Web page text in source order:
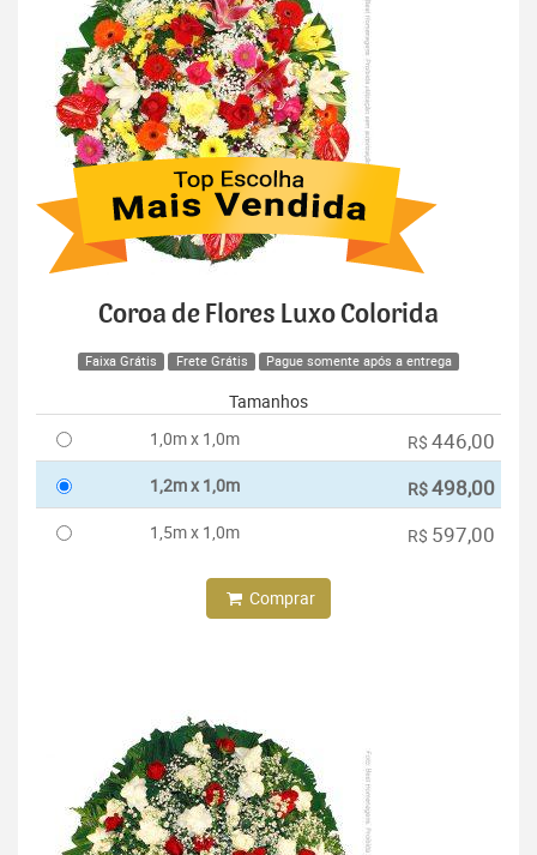
Coroa de Flores Luxo Colorida
Faixa Grátis Frete Grátis Pague somente após a entrega
Tamanhos
1,0m x 1,0m
R$ 446,00
1,2m x 1,0m R$498,00
1,5m x 1,0m R$ 597,00
Comprar